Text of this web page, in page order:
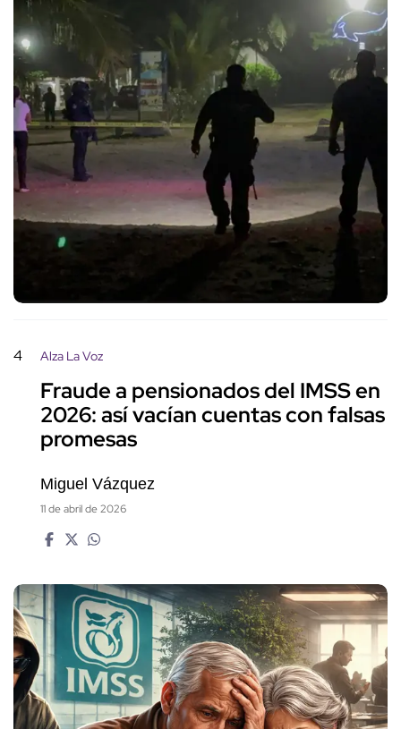
4 Alza La Voz
Fraude a pensionados del IMSS en
2026: así vacían cuentas con falsas
promesas
Miguel Vázquez
11 de abril de 2026